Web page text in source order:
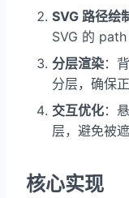
SVG 路径绘
SVG 的
分层渲染：
分层，确保
交互优化：
层，避免被
核心实现